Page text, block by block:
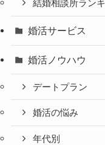
結婚相談所ラン
婚活サービス
婚活ノウハウ
デートプラン
婚活の悩み
年代別